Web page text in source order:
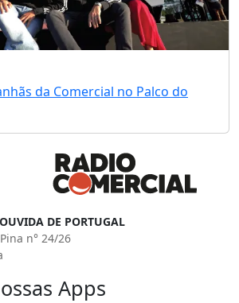
da Comercial no Palco do
DE PORTUGAL
n° 24/26
Apps